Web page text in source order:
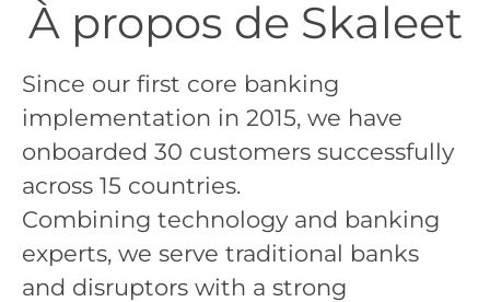
À propos de Skaleet
Since our first core banking
implementation in 2015, we have
onboarded 30 customers successfully
across 15 countries.
Combining technology and banking
experts, we serve traditional banks
and disruptors with a strong